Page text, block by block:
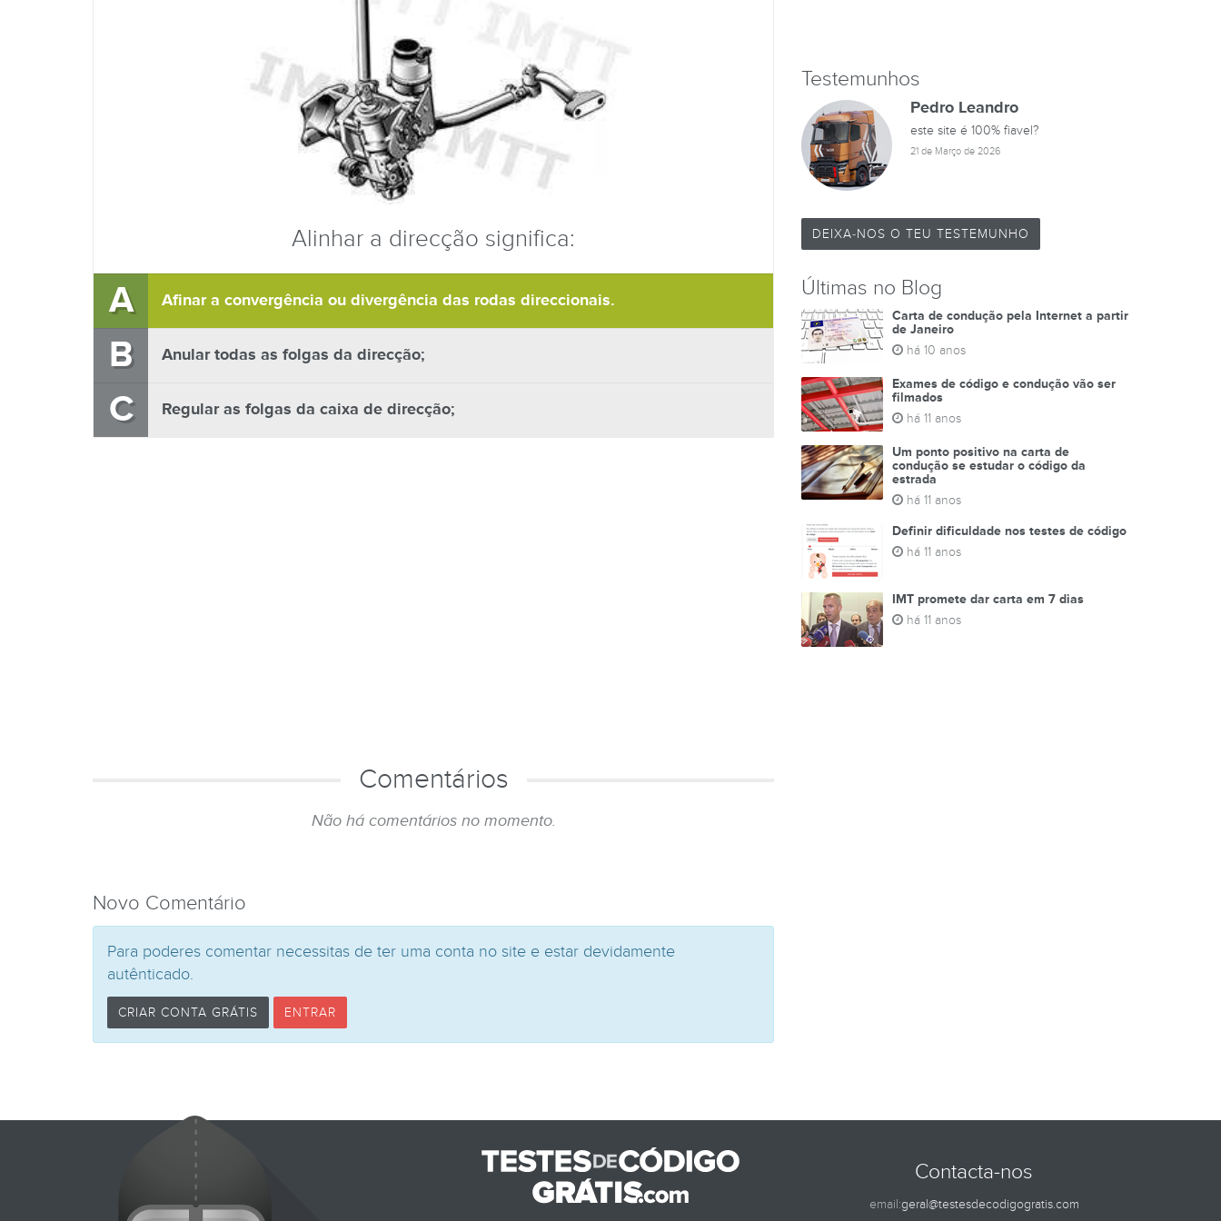
Alinhar a direcção significa:
A Afinar a convergência ou divergência das rodas direccionais.
B Anular todas as folgas da direcção;
C Regular as folgas da caixa de direcção;
Comentários
Não há comentários no momento.
Novo Comentário
Para poderes comentar necessitas de ter uma conta no site e estar devidamente
autênticado.
CRIAR CONTA GRÁTIS ENTRAR
Testemunhos
Pedro Leandro
este site é 100% fiavel?
21 de Março de 2026
DEIXA-NOS O TEU TESTEMUNHO
Últimas no Blog
Carta de condução pela Internet a partir
de Janeiro
há 10 anos
Exames de código e condução vão ser
filmados
há 11 anos
Um ponto positivo na carta de
condução se estudar o código da
estrada
há 11 anos
Definir dificuldade nos testes de código
há 11 anos
IMT promete dar carta em 7 dias
há 11 anos
Contacta-nos
email:geral@testesdecodigogratis.com